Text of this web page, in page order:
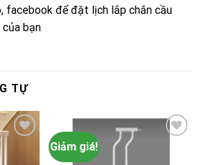
facebook để đặt lịch lắp chắn cầu
bạn
TỰ
Giảm giá!